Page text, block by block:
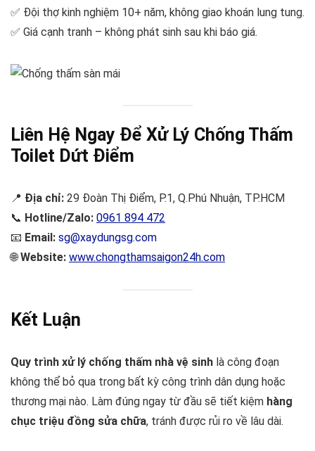
✅ Đội thợ kinh nghiệm 10+ năm, không giao khoán lung tung.
✅ Giá cạnh tranh – không phát sinh sau khi báo giá.
Liên Hệ Ngay Để Xử Lý Chống Thấm
Toilet Dứt Điểm
📍 Địa chỉ: 29 Đoàn Thị Điểm, P.1, Q.Phú Nhuận, TP.HCM
📞 Hotline/Zalo: 0961 894 472
📧 Email: sg@xaydungsg.com
🌐Website: www.chongthamsaigon24h.com
Kết Luận
Quy trình xử lý chống thấm nhà vệ sinh là công đoạn
không thể bỏ qua trong bất kỳ công trình dân dụng hoặc
thương mại nào. Làm đúng ngay từ đầu sẽ tiết kiệm hàng
chục triệu đồng sửa chữa, tránh được rủi ro về lâu dài.